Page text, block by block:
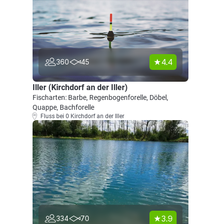
360 45 4.4
Iller (Kirchdorf an der Iller)
Fischarten: Barbe, Regenbogenforelle, Döbel,
Quappe, Bachforelle
Fluss bei 0 Kirchdorf an der Iller
334 70 3.9